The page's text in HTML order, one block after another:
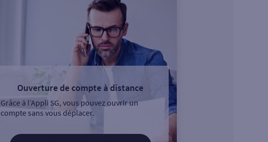
Ouverture de compte à distance
Grâce à l’Appli SG, vous pouvez ouvrir un
compte sans vous déplacer.